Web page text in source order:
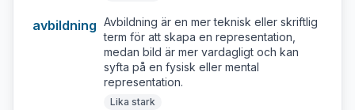
avbildning Avbildning är en mer teknisk eller skriftlig
term för att skapa en representation,
medan bild är mer vardagligt och kan
syfta på en fysisk eller mental
representation.
Lika stark